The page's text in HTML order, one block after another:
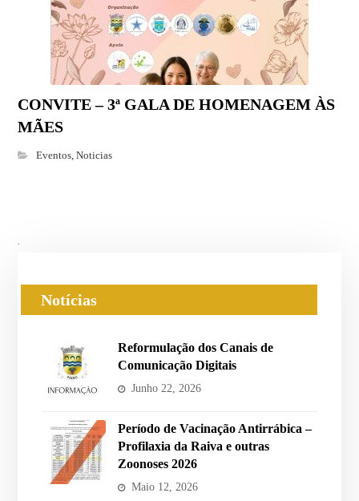
CONVITE – 3ª GALA DE HOMENAGEM ÀS
MÃES
Eventos,Noticias
Notícias
Reformulação dos Canais de
Comunicação Digitais
Junho 22, 2026
Período de Vacinação Antirrábica –
Profilaxia da Raiva e outras
Zoonoses 2026
Maio 12, 2026